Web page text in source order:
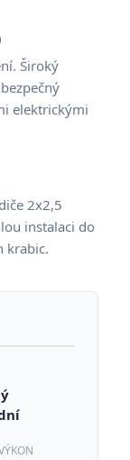
Široký
elektrickými
2x2,5
instalaci do
krabic.